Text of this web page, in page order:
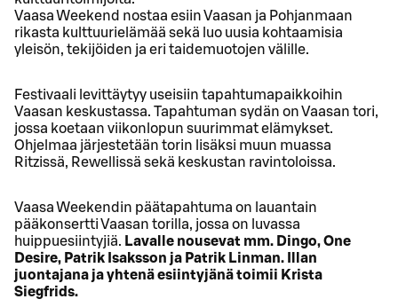
Vaasa Weekend nostaa esiin Vaasan ja Pohjanmaan
rikasta kulttuurielämää sekä luo uusia kohtaamisia
yleisön, tekijöiden ja eri taidemuotojen välille.
Festivaali levittäytyy useisiin tapahtumapaikkoihin
Vaasan keskustassa. Tapahtuman sydän on Vaasan tori,
jossa koetaan viikonlopun suurimmat elämykset.
Ohjelmaa järjestetään torin lisäksi muun muassa
Ritzissä, Rewellissä sekä keskustan ravintoloissa.
Vaasa Weekendin päätapahtuma on lauantain
pääkonsertti Vaasan torilla, jossa on luvassa
huippuesiintyjiä. Lavalle nousevat mm. Dingo, One
Desire, Patrik Isaksson ja Patrik Linman. Illan
juontajana ja yhtenä esiintyjänä toimii Krista
Siegfrids.